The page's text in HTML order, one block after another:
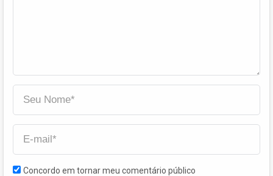
Concordo em tornar meu comentário público